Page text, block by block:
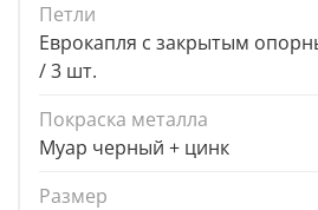
Петли
Еврокапля с закрытым
/ 3 шт.
Покраска металла
Муар черный + цинк
Размер